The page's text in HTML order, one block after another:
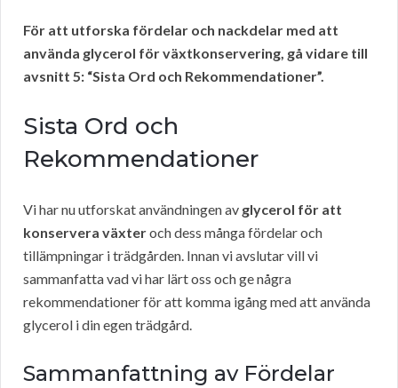
För att utforska fördelar och nackdelar med att
använda glycerol för växtkonservering, gå vidare till
avsnitt 5: “Sista Ord och Rekommendationer”.
Sista Ord och
Rekommendationer
Vi har nu utforskat användningen av glycerol för att
konservera växteroch dess många fördelar och
tillämpningar i trädgården. Innan vi avslutar vill vi
sammanfatta vad vi har lärt oss och ge några
rekommendationer för att komma igång med att använda
glycerol i din egen trädgård.
Sammanfattning av Fördelar